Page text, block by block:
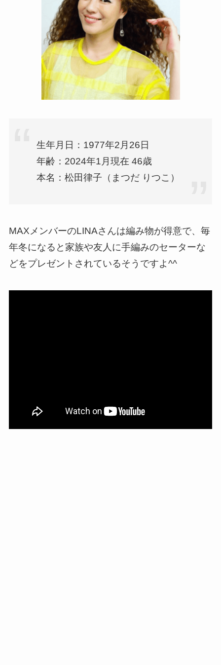
生年月日：1977年2月26日
年齢：2024年1月現在 46歳
本名：松田律子（まつだ りつこ）
MAXメンバーのLINAさんは編み物が得意で、毎
年冬になると家族や友人に手編みのセーターな
どをプレゼントされているそうですよ^^